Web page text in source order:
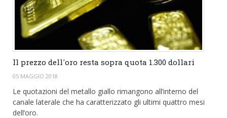
Il prezzo dell'oro resta sopra quota 1.300 dollari
05 MAGGIO 2018
Le quotazioni del metallo giallo rimangono all’interno del
canale laterale che ha caratterizzato gli ultimi quattro mesi
dell’oro.